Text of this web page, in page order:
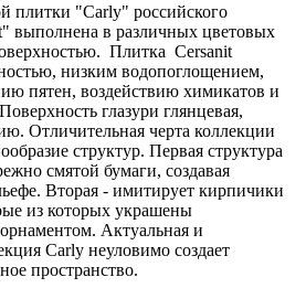
плитки "Carly" российского
выполнена в различных цветовых
Плитка Cersanit
низким водопоглощением,
пятен, воздействию химикатов и
глазури глянцевая,
Отличительная черта коллекции
структур. Первая структура
смятой бумаги, создавая
Вторая - имитирует кирпичики
из которых украшены
Актуальная и
Carly неуловимо создает
пространство.